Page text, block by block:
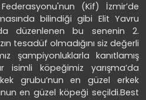
(Kif) İzmir’de
bilindiği gibi Elit Yavru
düzenlenen bu senenin 2.
tesadüf olmadığını siz değerli
şampiyonluklarla kanıtlamış
isimli köpeğimiz yarışma’da
grubu’nun en güzel erkek
en güzel köpeği seçildi.Best